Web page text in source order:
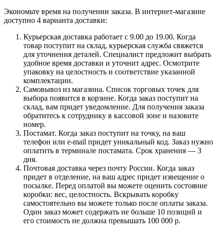
Экономьте время на получении заказа. В интернет-магазине
доступно 4 варианта доставки:
Курьерская доставка работает с 9.00 до 19.00. Когда
товар поступит на склад, курьерская служба свяжется
для уточнения деталей. Специалист предложит выбрать
удобное время доставки и уточнит адрес. Осмотрите
упаковку на целостность и соответствие указанной
комплектации.
Самовывоз из магазина. Список торговых точек для
выбора появится в корзине. Когда заказ поступит на
склад, вам придет уведомление. Для получения заказа
обратитесь к сотруднику в кассовой зоне и назовите
номер.
Постамат. Когда заказ поступит на точку, на ваш
телефон или e-mail придет уникальный код. Заказ нужно
оплатить в терминале постамата. Срок хранения — 3
дня.
Почтовая доставка через почту России. Когда заказ
придет в отделение, на ваш адрес придет извещение о
посылке. Перед оплатой вы можете оценить состояние
коробки: вес, целостность. Вскрывать коробку
самостоятельно вы можете только после оплаты заказа.
Один заказ может содержать не больше 10 позиций и
его стоимость не должна превышать 100 000 р.